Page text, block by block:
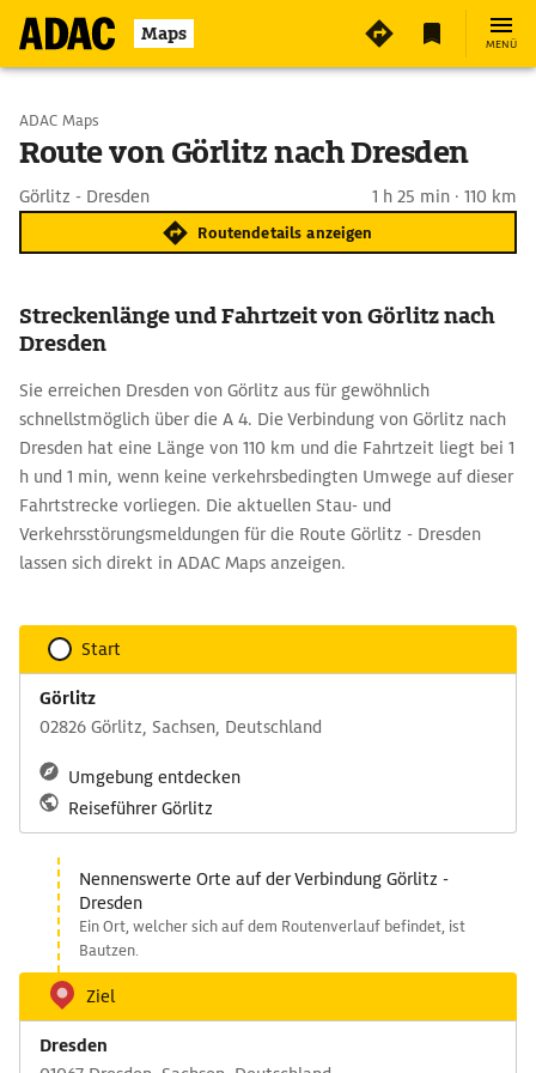
Maps MENÜ
Start wählen
ADAC Maps
Route von Görlitz nach Dresden
Görlitz - Dresden 1 h 25 min · 110 km
Routendetails anzeigen
Streckenlänge und Fahrtzeit von Görlitz nach
Dresden
Sie erreichen Dresden von Görlitz aus für gewöhnlich
schnellstmöglich über die A 4. Die Verbindung von Görlitz nach
Dresden hat eine Länge von 110 km und die Fahrtzeit liegt bei 1
h und 1 min, wenn keine verkehrsbedingten Umwege auf dieser
Fahrtstrecke vorliegen. Die aktuellen Stau- und
Verkehrsstörungsmeldungen für die Route Görlitz - Dresden
lassen sich direkt in ADAC Maps anzeigen.
Start
Görlitz
02826 Görlitz, Sachsen, Deutschland
Umgebung entdecken
Reiseführer Görlitz
Nennenswerte Orte auf der Verbindung Görlitz -
Dresden
Ein Ort, welcher sich auf dem Routenverlauf befindet, ist
Bautzen.
Ziel
Dresden